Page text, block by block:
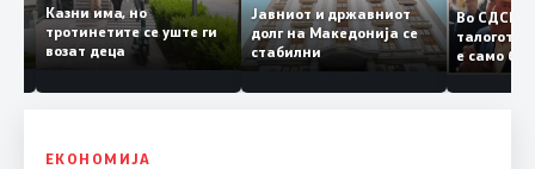
и
Казни има, но
тротинетите се уште ги
возат деца
Јавниот и државниот
долг на Македонија се
стабилни
Во
е само
копија
Заев
ЕКОНОМИЈА